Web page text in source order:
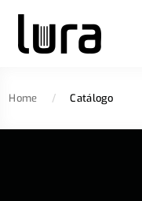
Home / Catálogo